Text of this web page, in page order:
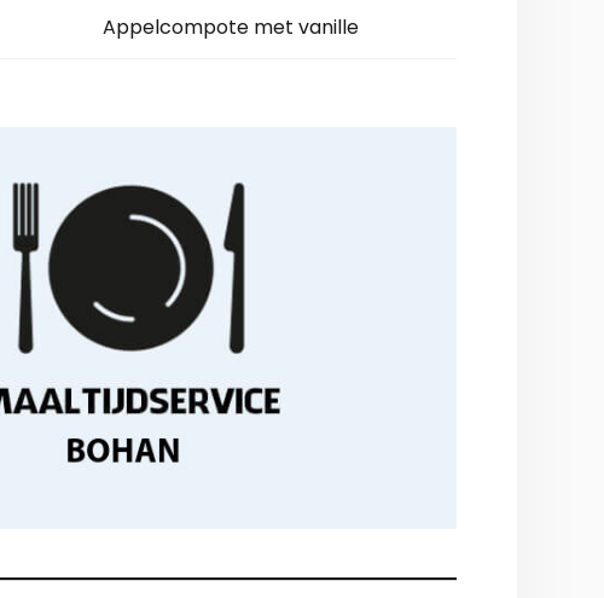
Appelcompote met vanille